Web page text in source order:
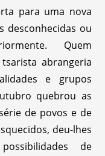
para uma nova
desconhecidas ou
Quem
abrangeria
e grupos
quebrou as
de povos e de
deu-lhes
de